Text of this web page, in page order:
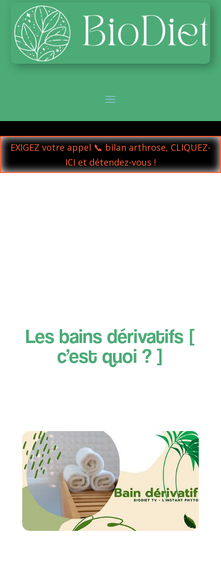
EXIGEZ votre appel 📞 bilan arthrose, CLIQUEZ-
ICI et détendez-vous !
Les bains dérivatifs [
c’est quoi ? ]